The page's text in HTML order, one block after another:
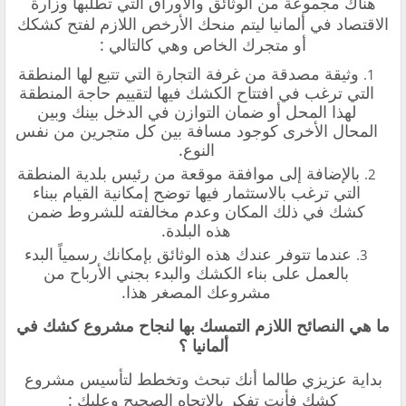
الاقتصاد في ألمانيا ليتم منحك الأرخص اللازم لفتح كشكك
أو متجرك الخاص وهي كالتالي :
وثيقة مصدقة من غرفة التجارة التي تتبع لها المنطقة
التي ترغب في افتتاح الكشك فيها لتقييم حاجة المنطقة
لهذا المحل أو ضمان التوازن في الدخل بينك وبين
المحال الأخرى كوجود مسافة بين كل متجرين من نفس
النوع.
بالإضافة إلى موافقة موقعة من رئيس بلدية المنطقة
التي ترغب بالاستثمار فيها توضح إمكانية القيام ببناء
كشك في ذلك المكان وعدم مخالفته للشروط ضمن
هذه البلدة.
عندما تتوفر عندك هذه الوثائق بإمكانك رسمياً البدء
بالعمل على بناء الكشك والبدء بجني الأرباح من
مشروعك المصغر هذا.
ما هي النصائح اللازم التمسك بها لنجاح مشروع كشك في
ألمانيا ؟
بداية عزيزي طالما أنك تبحث وتخطط لتأسيس مشروع
كشك فأنت تفكر بالاتجاه الصحيح وعليك :